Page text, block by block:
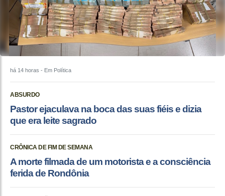
há 14 horas - Em Política
ABSURDO
Pastor ejaculava na boca das suas fiéis e dizia
que era leite sagrado
CRÔNICA DE FIM DE SEMANA
A morte filmada de um motorista e a consciência
ferida de Rondônia